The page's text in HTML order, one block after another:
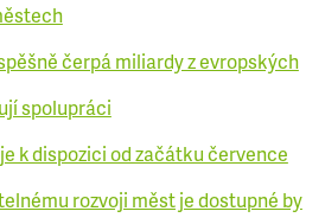
čerpá miliardy z evropských
spolupráci
k dispozici od začátku července
rozvoji měst je dostupné by